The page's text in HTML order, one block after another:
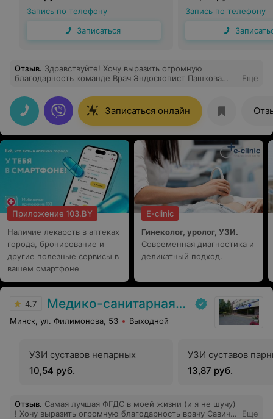
Запись по телефону
Записаться
Запись по телефону
Отзыв. Здравствуйте! Хочу выразить огромную
благодарность команде Врач Эндоскопист Пашкова
анестезиолог ,И Татьяна Васильевна мед.сестра-
анестезист, А Марян мед.сестра -эндоскопист . Делала
процедуру колоноскопию и фгдс под наркозом, очень
сильно переживала. Но когда зашла в кабинет меня
успокоили, все рассказали, предоставили одежду для
процедуры. Все сделали на вышем уровне. Спасибо
большое за профессионализм в своей работе,Чуткое
отношение и индивидуальный подход каждому
пациенту. И если кому-то нужно будет сделать такую
процедуру то только туда «Медицинский центр Лайф
Сити», Самая лучшая цена в Минске, И лучший
коллектив.
Еще
Записаться онлайн
Приложение 103.BY
Наличие лекарств в аптеках
города, бронирование и
другие полезные сервисы в
вашем смартфоне
E-clinic
Гинеколог, уролог, УЗИ.
Современная диагностика и
деликатный подход.
4.7 Медико-санитарная часть Вавилова
Минск, ул. Филимонова, 53 Выходной
УЗИ суставов непарных
10,54 руб.
УЗИ суставов
13,87 руб.
Отзыв. Самая лучшая ФГДС в моей жизни (и я не шучу)
! Хочу выразить огромную благодарность врачу Савич
Еще